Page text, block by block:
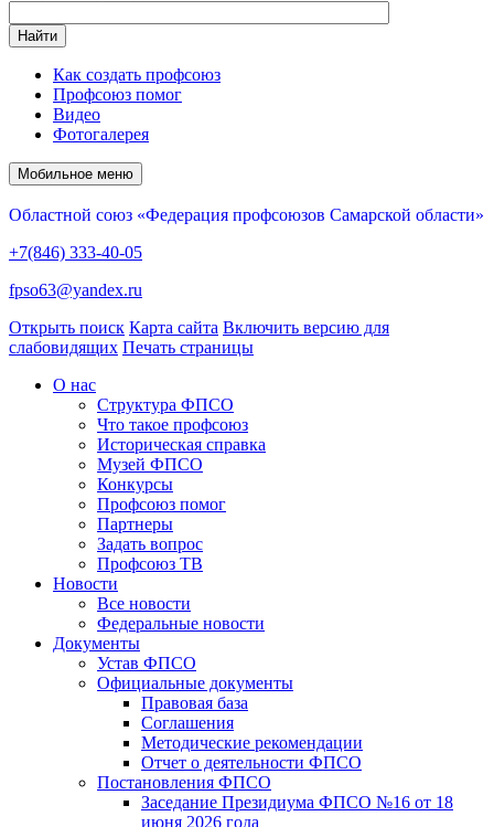
Найти
Как создать профсоюз
Профсоюз помог
Видео
Фотогалерея
Мобильное меню
Областной союз «Федерация профсоюзов Самарской области»
+7(846) 333-40-05
fpso63@yandex.ru
Открыть поиск Карта сайта Включить версию для
слабовидящих Печать страницы
О нас
Структура ФПСО
Что такое профсоюз
Историческая справка
Музей ФПСО
Конкурсы
Профсоюз помог
Партнеры
Задать вопрос
Профсоюз ТВ
Новости
Все новости
Федеральные новости
Документы
Устав ФПСО
Официальные документы
Правовая база
Соглашения
Методические рекомендации
Отчет о деятельности ФПСО
Постановления ФПСО
Заседание Президиума ФПСО №16 от 18
июня 2026 года